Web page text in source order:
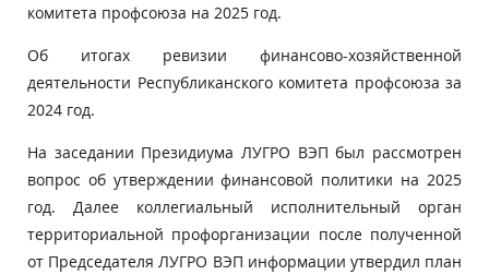
комитета профсоюза на 2025 год.
Об итогах ревизии финансово-хозяйственной
деятельности Республиканского комитета профсоюза за
2024 год.
На заседании Президиума ЛУГРО ВЭП был рассмотрен
вопрос об утверждении финансовой политики на 2025
год. Далее коллегиальный исполнительный орган
территориальной профорганизации после полученной
от Председателя ЛУГРО ВЭП информации утвердил план